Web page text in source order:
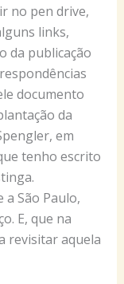
no pen drive,
links,
da publicação
documento
da
em
tenho escrito
São Paulo,
E, que na
revisitar aquela